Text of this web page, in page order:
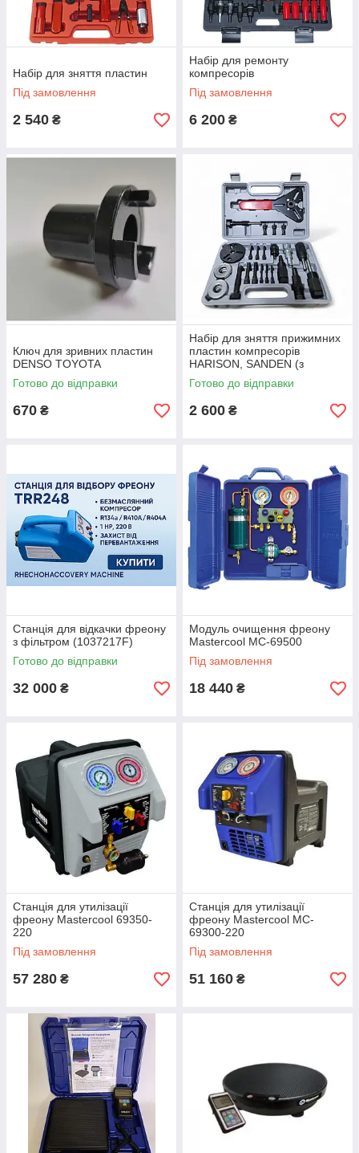
Набір для зняття пластин
Під замовлення
2 540 ₴
Набір для ремонту
компресорів
Під замовлення
6 200 ₴
Ключ для зривних пластин
DENSO TOYOTA
Готово до відправки
670 ₴
Набір для зняття прижимних
пластин компресорів
HARISON, SANDEN (з
ключем) NDP2
Готово до відправки
2 600 ₴
Станція для відкачки фреону
з фільтром (1037217F)
Готово до відправки
32 000 ₴
Модуль очищення фреону
Mastercool MC-69500
Під замовлення
18 440 ₴
Станція для утилізації
фреону Mastercool 69350-
220
Під замовлення
57 280 ₴
Станція для утилізації
фреону Mastercool MC-
69300-220
Під замовлення
51 160 ₴